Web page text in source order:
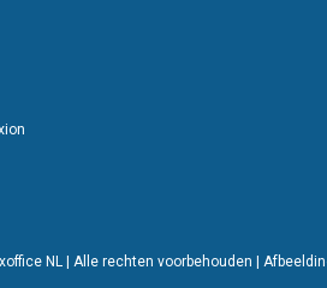
NL | Alle rechten voorbehouden |